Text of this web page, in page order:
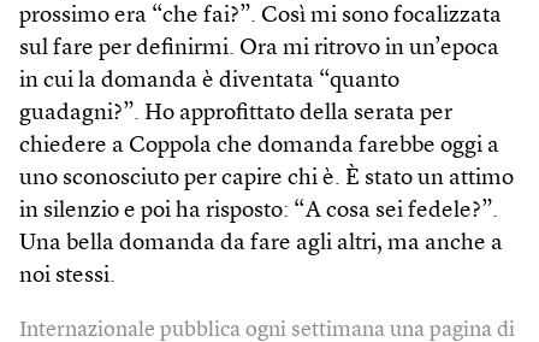
prossimo era “che fai?”. Così mi sono focalizzata
sul fare per definirmi. Ora mi ritrovo in un’epoca
in cui la domanda è diventata “quanto
guadagni?”. Ho approfittato della serata per
chiedere a Coppola che domanda farebbe oggi a
uno sconosciuto per capire chi è. È stato un attimo
in silenzio e poi ha risposto: “A cosa sei fedele?”.
Una bella domanda da fare agli altri, ma anche a
noi stessi.
Internazionale pubblica ogni settimana una pagina di